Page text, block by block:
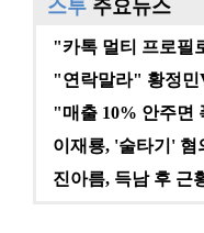
스투 주요뉴스
"매출 10% 안주면